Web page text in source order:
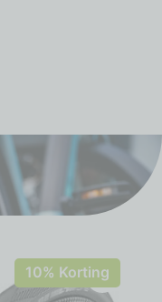
10% Korting